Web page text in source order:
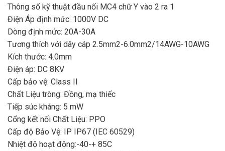
Thông số kỹ thuật đầu nối MC4 chữ Y vào 2 ra 1
Điện Áp định mức: 1000V DC
Dòng định mức: 20A-30A
Tương thích với dây cáp 2.5mm2-6.0mm2/14AWG-10AWG
Kích thước: 4.0mm
Điện áp: DC 8KV
Cấp bảo vệ: Class II
Chất Liệu tròng: Đồng, mạ thiếc
Tiếp súc kháng: 5 mW
Cổng kết nối Chất Liệu: PPO
Cấp độ Bảo Vệ: IP IP67 (IEC 60529)
Nhiệt độ hoạt động:-40-+ 85C